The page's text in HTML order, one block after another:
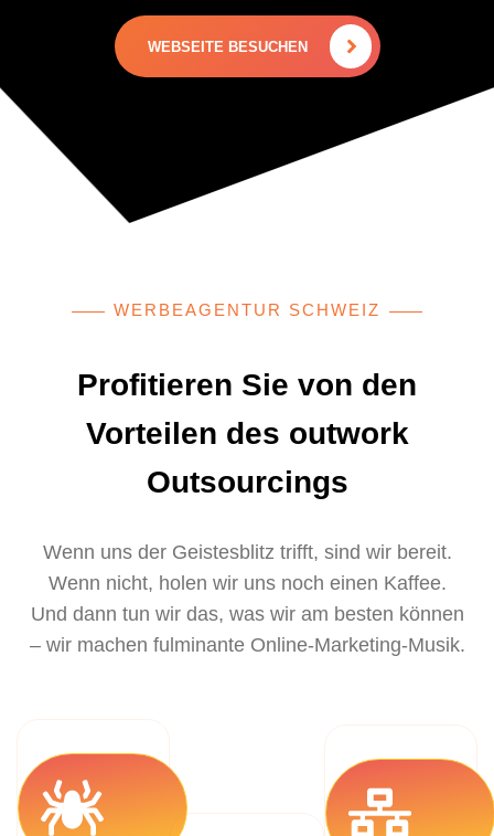
WEBSEITE BESUCHEN
WERBEAGENTUR SCHWEIZ
Profitieren Sie von den
Vorteilen des outwork
Outsourcings
Wenn uns der Geistesblitz trifft, sind wir bereit.
Wenn nicht, holen wir uns noch einen Kaffee.
Und dann tun wir das, was wir am besten können
– wir machen fulminante Online-Marketing-Musik.